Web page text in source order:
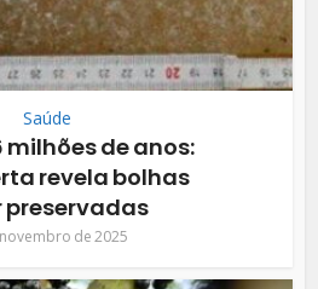
Saúde
milhões de anos:
revela bolhas
preservadas
de 2025